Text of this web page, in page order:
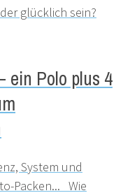
glücklich sein?
ein Polo plus 4
System und
Packen... Wie